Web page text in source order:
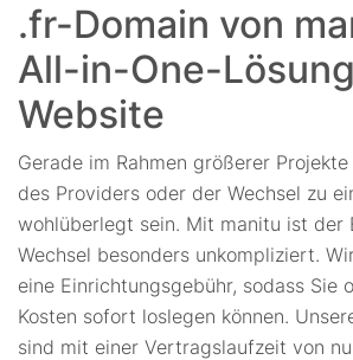
.fr-Domain von
All-in-One-
Website
Gerade im Rahmen größerer
des Providers oder der Wechsel zu
wohlüberlegt sein. Mit manitu ist der
Wechsel besonders unkompliziert.
eine Einrichtungsgebühr, sodass Sie
Kosten sofort loslegen können.
sind mit einer Vertragslaufzeit von